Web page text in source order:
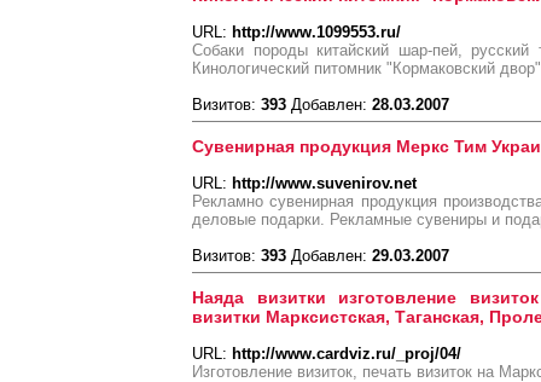
URL: http://www.1099553.ru/
Собаки породы китайский шар-пей,
Кинологический питомник "Кормаковский
Визитов: 393 Добавлен: 28.03.2007
Сувенирная продукция Меркс Тим
URL: http://www.suvenirov.net
Рекламно сувенирная продукция
деловые подарки. Рекламные сувениры и
Визитов: 393 Добавлен: 29.03.2007
Наяда визитки изготовление
визитки Марксистская, Таганская,
URL: http://www.cardviz.ru/_proj/04/
Изготовление визиток, печать визиток на